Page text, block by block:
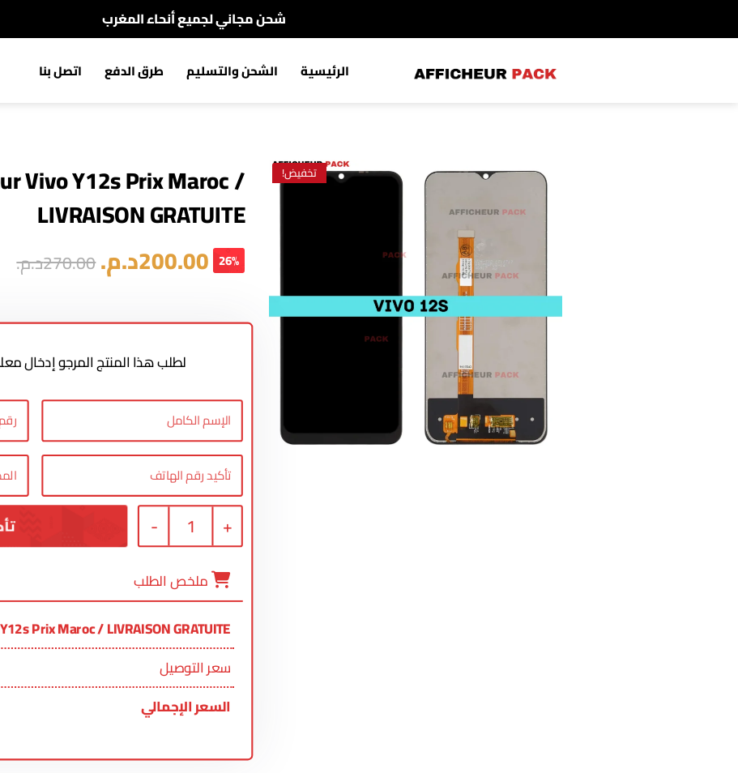
شحن مجاني لجميع أنحاء المغرب
الرئيسية الشحن والتسليم طرق الدفع اتصل بنا
تخفيض!
Vivo Y12s Prix Maroc /
LIVRAISON GRATUITE
200.00د.م.270.00د.م. 26%
لطلب هذا المنتج المرجو إدخال
+
1
-
ملخص الطلب
Prix Maroc / LIVRAISON GRATUITE
سعر التوصيل
السعر الإجمالي